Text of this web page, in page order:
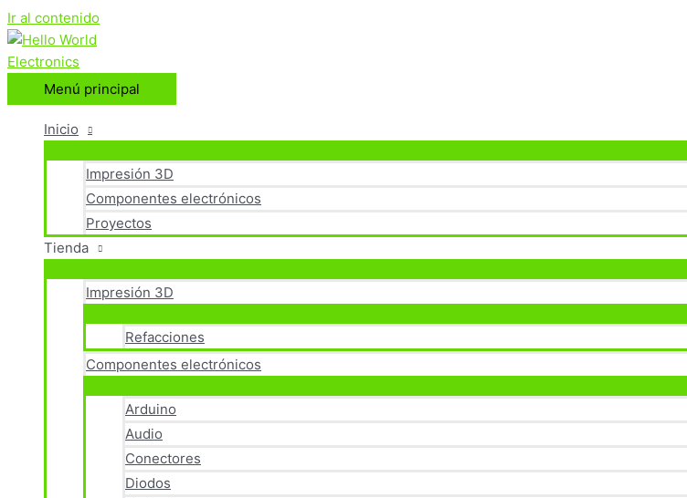
Ir al contenido
Menú principal
Inicio
Impresión 3D
Componentes electrónicos
Proyectos
Tienda
Impresión 3D
Refacciones
Componentes electrónicos
Arduino
Audio
Conectores
Diodos